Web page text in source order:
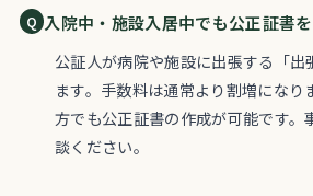
入院中・施設入居中でも公正証書
公証人が病院や施設に出張する「出
ます。手数料は通常より割増になり
方でも公正証書の作成が可能です。
談ください。